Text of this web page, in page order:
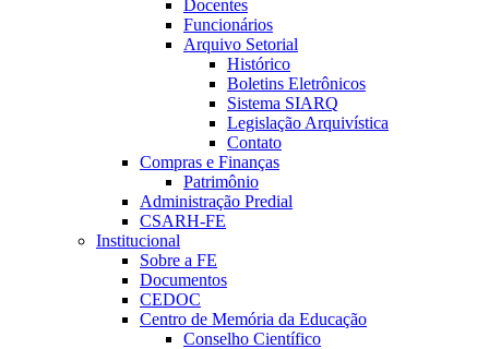
Docentes
Funcionários
Arquivo Setorial
Histórico
Boletins Eletrônicos
Sistema SIARQ
Legislação Arquivística
Contato
Compras e Finanças
Patrimônio
Administração Predial
CSARH-FE
Institucional
Sobre a FE
Documentos
CEDOC
Centro de Memória da Educação
Conselho Científico